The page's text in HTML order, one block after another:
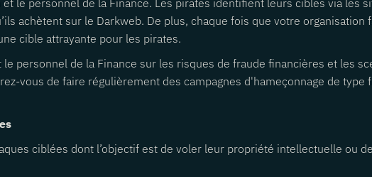
le personnel de la Finance. Les pirates identifient leurs cibles via les
achètent sur le Darkweb. De plus, chaque fois que votre organisation
cible attrayante pour les pirates.
personnel de la Finance sur les risques de fraude financières et les
vous de faire régulièrement des campagnes d'hameçonnage de type
ciblées dont l’objectif est de voler leur propriété intellectuelle ou